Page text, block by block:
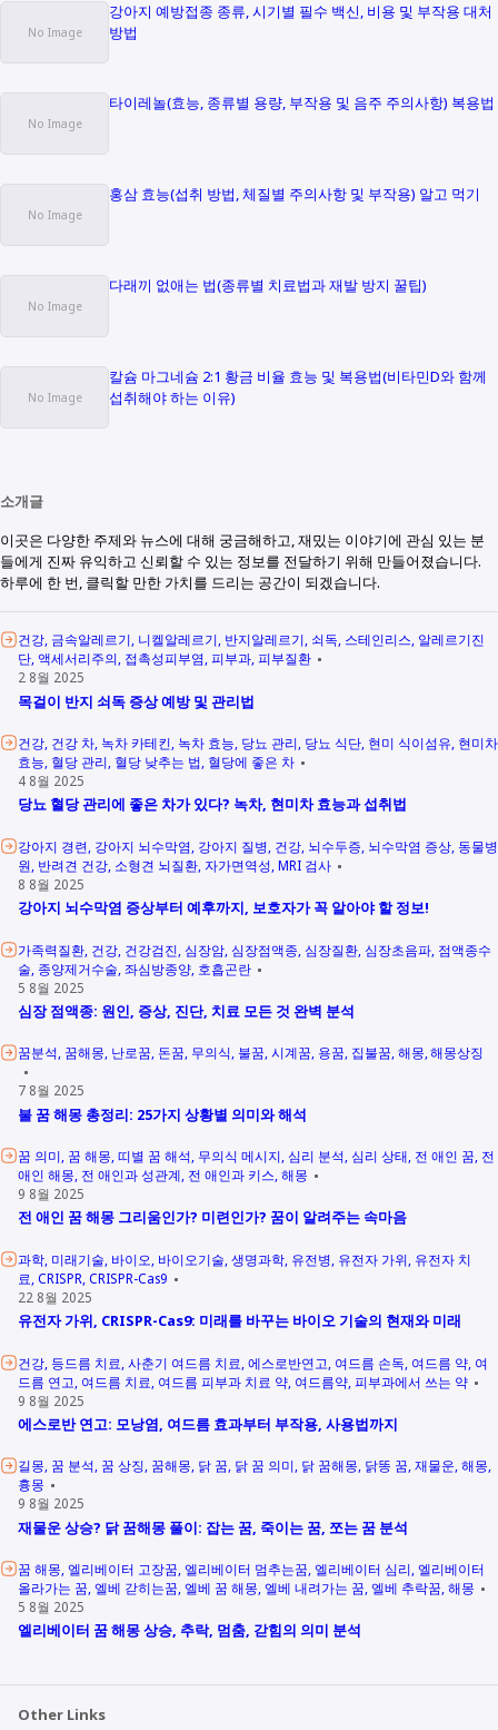
강아지 예방접종 종류, 시기별 필수 백신, 비용 및 부작용 대처
방법
타이레놀(효능, 종류별 용량, 부작용 및 음주 주의사항) 복용법
홍삼 효능(섭취 방법, 체질별 주의사항 및 부작용) 알고 먹기
다래끼 없애는 법(종류별 치료법과 재발 방지 꿀팁)
칼슘 마그네슘 2:1 황금 비율 효능 및 복용법(비타민D와 함께
섭취해야 하는 이유)
소개글
이곳은 다양한 주제와 뉴스에 대해 궁금해하고, 재밌는 이야기에 관심 있는 분
들에게 진짜 유익하고 신뢰할 수 있는 정보를 전달하기 위해 만들어졌습니다.
하루에 한 번, 클릭할 만한 가치를 드리는 공간이 되겠습니다.
건강 금속알레르기 니켈알레르기 반지알레르기 쇠독 스테인리스 알레르기진
단 액세서리주의 접촉성피부염 피부과 피부질환
2 8월 2025
목걸이 반지 쇠독 증상 예방 및 관리법
건강 건강 차 녹차 카테킨 녹차 효능 당뇨 관리 당뇨 식단 현미 식이섬유 현미차
효능 혈당 관리 혈당 낮추는 법 혈당에 좋은 차
4 8월 2025
당뇨 혈당 관리에 좋은 차가 있다? 녹차, 현미차 효능과 섭취법
강아지 경련 강아지 뇌수막염 강아지 질병 건강 뇌수두증 뇌수막염 증상 동물병
원 반려견 건강 소형견 뇌질환 자가면역성 MRI 검사
8 8월 2025
강아지 뇌수막염 증상부터 예후까지, 보호자가 꼭 알아야 할 정보!
가족력질환 건강 건강검진 심장암 심장점액종 심장질환 심장초음파 점액종수
술 종양제거수술 좌심방종양 호흡곤란
5 8월 2025
심장 점액종: 원인, 증상, 진단, 치료 모든 것 완벽 분석
꿈분석 꿈해몽 난로꿈 돈꿈 무의식 불꿈 시계꿈 용꿈 집불꿈 해몽 해몽상징
7 8월 2025
불 꿈 해몽 총정리: 25가지 상황별 의미와 해석
꿈 의미 꿈 해몽 띠별 꿈 해석 무의식 메시지 심리 분석 심리 상태 전 애인 꿈 전
애인 해몽 전 애인과 성관계 전 애인과 키스 해몽
9 8월 2025
전 애인 꿈 해몽 그리움인가? 미련인가? 꿈이 알려주는 속마음
과학 미래기술 바이오 바이오기술 생명과학 유전병 유전자 가위 유전자 치
료 CRISPR CRISPR-Cas9
22 8월 2025
유전자 가위, CRISPR-Cas9: 미래를 바꾸는 바이오 기술의 현재와 미래
건강 등드름 치료 사춘기 여드름 치료 에스로반연고 여드름 손독 여드름 약 여
드름 연고 여드름 치료 여드름 피부과 치료 약 여드름약 피부과에서 쓰는 약
9 8월 2025
에스로반 연고: 모낭염, 여드름 효과부터 부작용, 사용법까지
길몽 꿈 분석 꿈 상징 꿈해몽 닭 꿈 닭 꿈 의미 닭 꿈해몽 닭똥 꿈 재물운 해몽
흉몽
9 8월 2025
재물운 상승? 닭 꿈해몽 풀이: 잡는 꿈, 죽이는 꿈, 쪼는 꿈 분석
꿈 해몽 엘리베이터 고장꿈 엘리베이터 멈추는꿈 엘리베이터 심리 엘리베이터
올라가는 꿈 엘베 갇히는꿈 엘베 꿈 해몽 엘베 내려가는 꿈 엘베 추락꿈 해몽
5 8월 2025
엘리베이터 꿈 해몽 상승, 추락, 멈춤, 갇힘의 의미 분석
Other Links